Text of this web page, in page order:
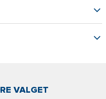
VALGET